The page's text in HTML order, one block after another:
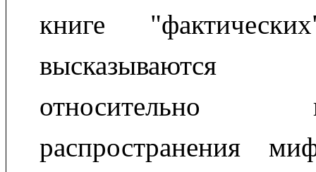
книге
высказываются
относительно
распространения